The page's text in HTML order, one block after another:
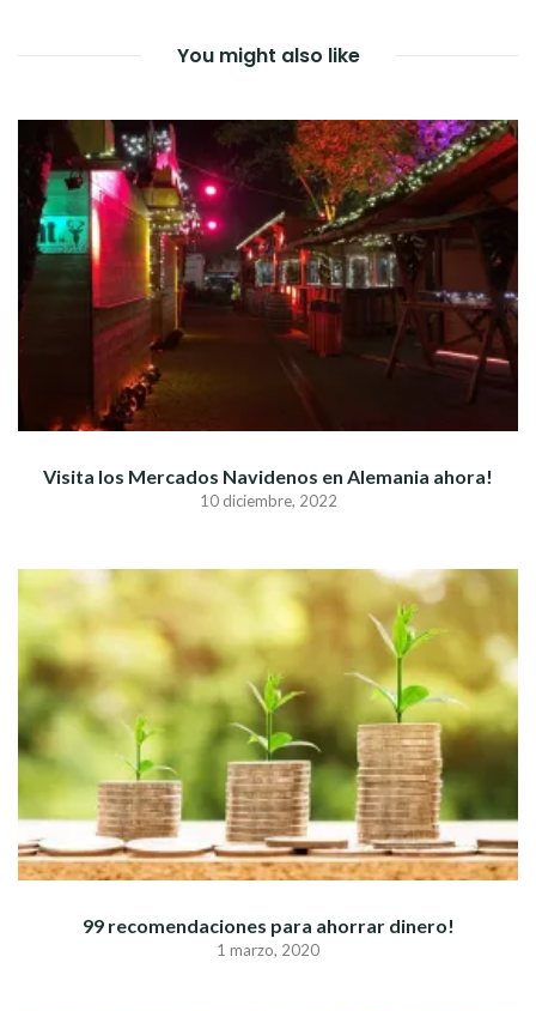
You might also like
Visita los Mercados Navidenos en Alemania ahora!
10 diciembre, 2022
99 recomendaciones para ahorrar dinero!
1 marzo, 2020